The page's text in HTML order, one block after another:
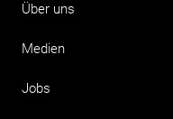
Über uns
Medien
Jobs